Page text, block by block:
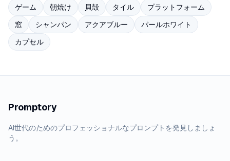
ゲーム
朝焼け 貝殻 タイル
プラットフォーム
窓
シャンパン アクアブルー
パールホワイト
カプセル
Promptory
AI世代のためのプロフェッショナルなプロンプトを発見しましょ
う。